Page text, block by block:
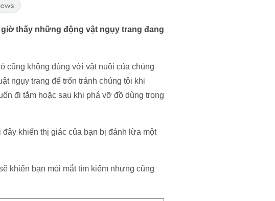
thấy những động vật ngụy trang đang
cũng không đúng với vật nuôi của chúng
ngụy trang để trốn tránh chúng tôi khi
đi tắm hoặc sau khi phá vỡ đồ dùng trong
khiến thị giác của bạn bị đánh lừa một
khiến bạn mỏi mắt tìm kiếm nhưng cũng